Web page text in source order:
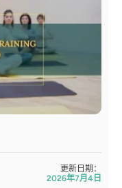
更新日期：
2026年7月4日